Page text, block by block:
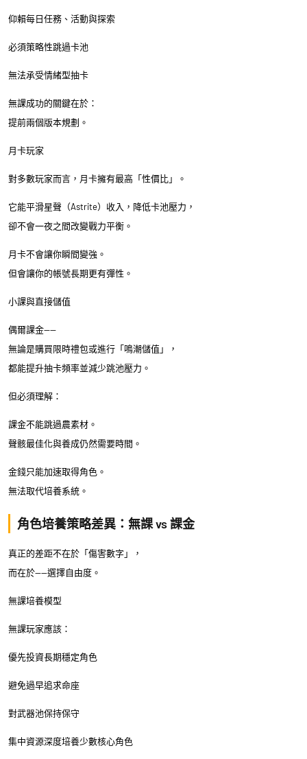
仰賴每日任務、活動與探索
必須策略性跳過卡池
無法承受情緒型抽卡
無課成功的關鍵在於：
提前兩個版本規劃。
月卡玩家
對多數玩家而言，月卡擁有最高「性價比」。
它能平滑星聲（Astrite）收入，降低卡池壓力，
卻不會一夜之間改變戰力平衡。
月卡不會讓你瞬間變強。
但會讓你的帳號長期更有彈性。
小課與直接儲值
偶爾課金——
無論是購買限時禮包或進行「鳴潮儲值 」，
都能提升抽卡頻率並減少跳池壓力。
但必須理解：
課金不能跳過農素材。
聲骸最佳化與養成仍然需要時間。
金錢只能加速取得角色。
無法取代培養系統。
角色培養策略差異：無課 vs 課金
真正的差距不在於「傷害數字」，
而在於——選擇自由度。
無課培養模型
無課玩家應該：
優先投資長期穩定角色
避免過早追求命座
對武器池保持保守
集中資源深度培養少數核心角色